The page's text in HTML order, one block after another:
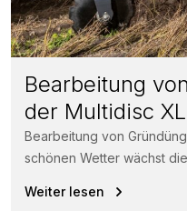
Bearbeitung
der Multidisc XL
Bearbeitung von
schönen Wetter wächst
Weiter lesen